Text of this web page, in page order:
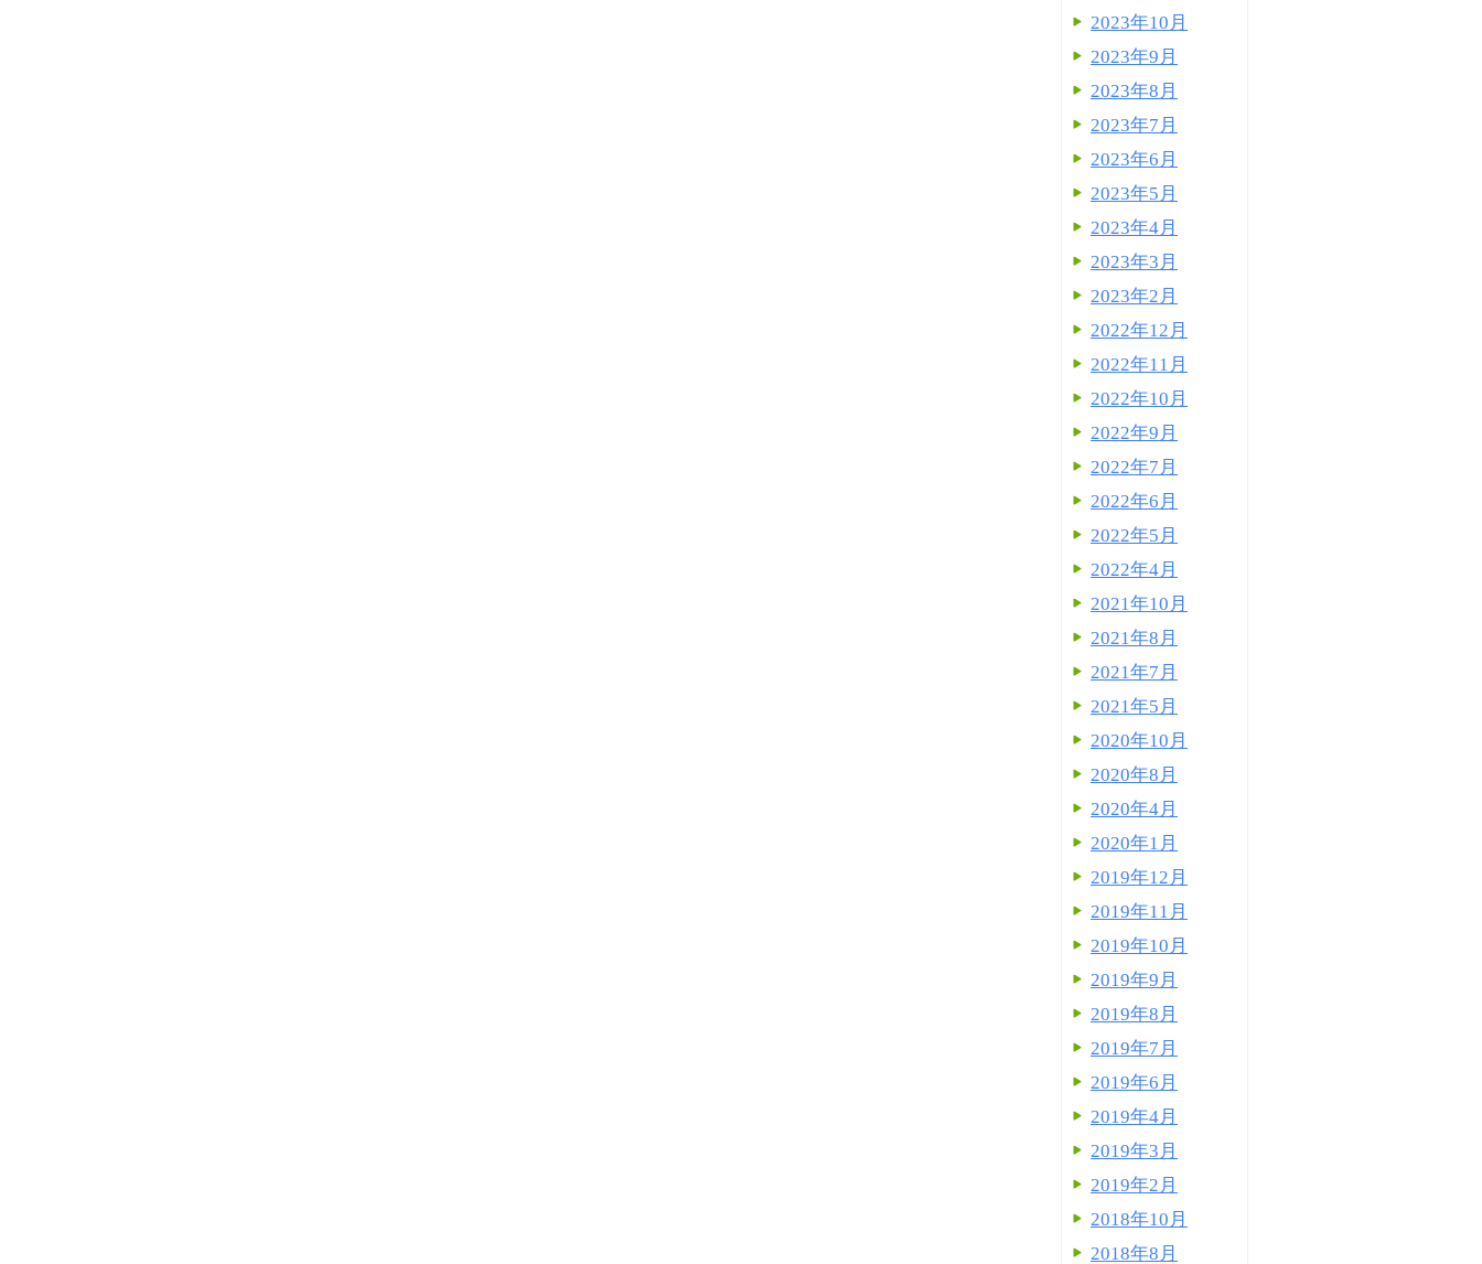
2023年10月
2023年9月
2023年8月
2023年7月
2023年6月
2023年5月
2023年4月
2023年3月
2023年2月
2022年12月
2022年11月
2022年10月
2022年9月
2022年7月
2022年6月
2022年5月
2022年4月
2021年10月
2021年8月
2021年7月
2021年5月
2020年10月
2020年8月
2020年4月
2020年1月
2019年12月
2019年11月
2019年10月
2019年9月
2019年8月
2019年7月
2019年6月
2019年4月
2019年3月
2019年2月
2018年10月
2018年8月